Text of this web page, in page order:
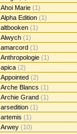
Ahoi Marie (1)
Alpha Edition (1)
altbooken (1)
Alwych (1)
amarcord (1)
Anthropologie (1)
apica (2)
Appointed (2)
Arche Blancs (1)
Archie Grand (1)
arsedition (1)
artemis (1)
Arwey (10)